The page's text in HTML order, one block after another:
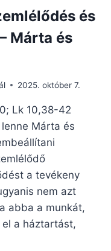
és
Márta és
2025. október 7.
Lk 10,38-42
lenne Márta és
a tevékeny
nem azt
abba a munkát,
a háztartást,